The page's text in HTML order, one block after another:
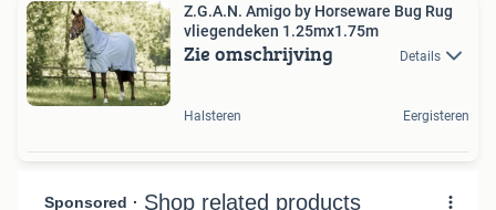
Z.G.A.N. Amigo by Horseware Bug Rug
vliegendeken 1.25mx1.75m
Zie omschrijving Details
Halsteren Eergisteren